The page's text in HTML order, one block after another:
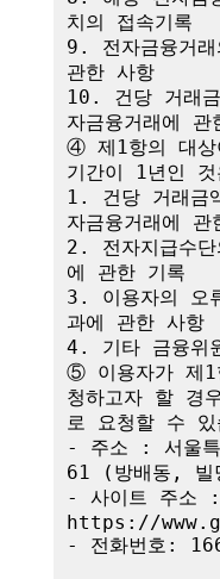
치의 접속기록
9. 전자금융거
관한 사항
10. 건당 거래
자금융거래에 관
④ 제1항의 대상
기간이 1년인
1. 건당 거래금
자금융거래에 관
2. 전자지급수
에 관한 기록
3. 이용자의 오
과에 관한 사항
4. 기타 금융위
⑤ 이용자가 제1
청하고자 할 경
로 요청할 수 있
- 주소 : 서울특
61 (방배동,
- 사이트 주소 :
https://
- 전화번호: